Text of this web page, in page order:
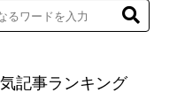
記事ランキング